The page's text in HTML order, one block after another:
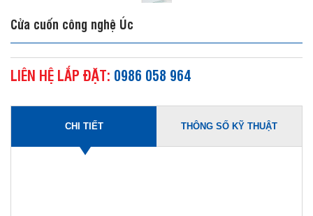
Cửa cuốn công nghệ Úc
LIÊN HỆ LẮP ĐẶT: 0986 058 964
CHI TIẾT THÔNG SỐ KỸ THUẬT